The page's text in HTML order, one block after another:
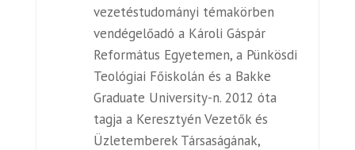
vezetéstudományi témakörben
vendégelőadó a Károli Gáspár
Református Egyetemen, a Pünkösdi
Teológiai Főiskolán és a Bakke
Graduate University-n. 2012 óta
tagja a Keresztyén Vezetők és
Üzletemberek Társaságának,